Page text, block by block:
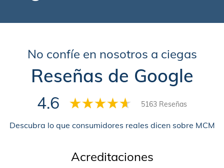
Reseñas de Google
No confíe en nosotros a ciegas
4.6 5163 Reseñas
Descubra lo que consumidores reales dicen sobre MCM
Acreditaciones